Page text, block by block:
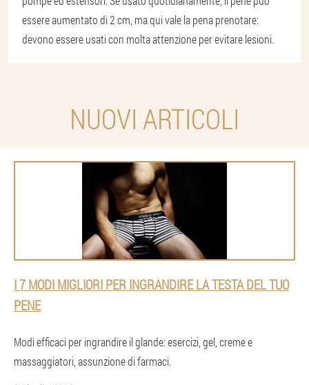
essere aumentato di 2 cm, ma qui vale la pena prenotare:
devono essere usati con molta attenzione per evitare lesioni.
NUOVI ARTICOLI
I 7 MODI MIGLIORI PER INGRANDIRE LA TESTA DEL TUO
PENE
Modi efficaci per ingrandire il glande: esercizi, gel, creme e
massaggiatori, assunzione di farmaci.